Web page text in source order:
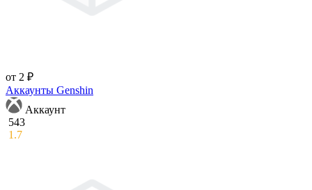
от 2 ₽
Аккаунты Genshin
Аккаунт
543
1.7